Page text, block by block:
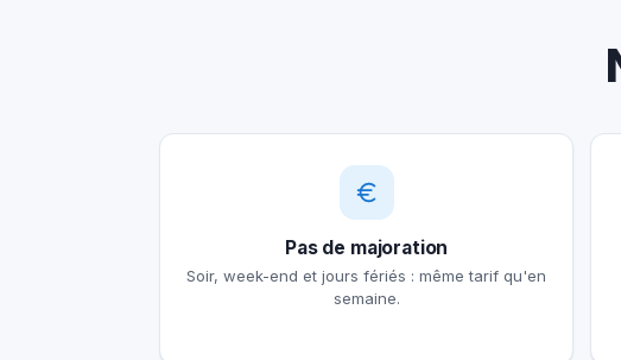
Pas de majoration
Soir, week-end et jours fériés : même tarif qu'en
semaine.